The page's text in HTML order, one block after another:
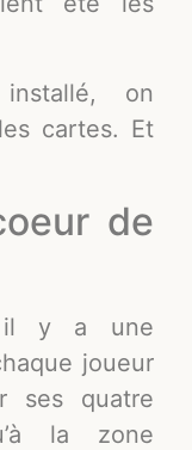
on
cartes. Et
de
y a une
joueur
ses quatre
la zone